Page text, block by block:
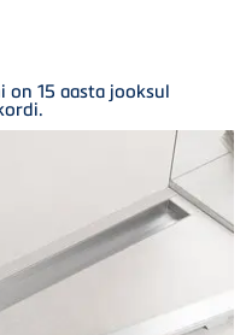
15 aasta jooksul